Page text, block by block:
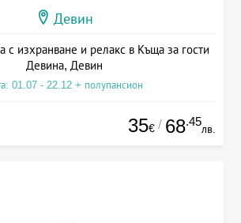
Девин
с изхранване и релакс в Къща за гости
Девина, Девин
01.07 - 22.12 + полупансион
35€ / 68.45
лв.